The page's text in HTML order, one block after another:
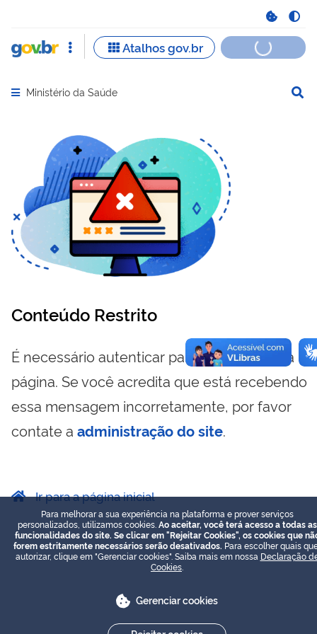
Abrir menu principal de navegação
Ministério da Saúde
Conteúdo Restrito
É necessário autenticar para visualizar essa
página. Se você acredita que está recebendo
essa mensagem incorretamente, por favor
contate a administração do site.
Ir para a página inicial
Para melhorar a sua experiência na plataforma e prover serviços
personalizados, utilizamos cookies. Ao aceitar, você terá acesso a todas as
funcionalidades do site. Se clicar em "Rejeitar Cookies", os cookies que
forem estritamente necessários serão desativados. Para escolher quais
autorizar, clique em "Gerenciar cookies". Saiba mais em nossa Declaração
Cookies
Gerenciar cookies